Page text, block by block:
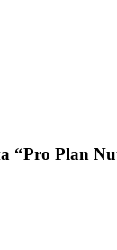
“Pro Plan